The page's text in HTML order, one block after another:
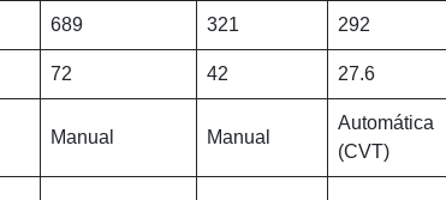
689 321 292
72 42 27.6
Manual Manual
Automática
(CVT)